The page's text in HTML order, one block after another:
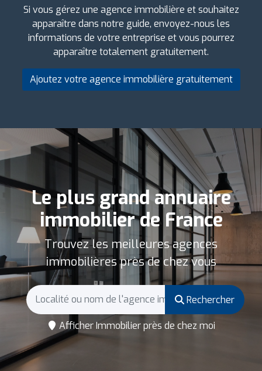
Si vous gérez une agence immobilière et souhaitez
apparaître dans notre guide, envoyez-nous les
informations de votre entreprise et vous pourrez
apparaître totalement gratuitement.
Ajoutez votre agence immobilière gratuitement
Le plus grand annuaire
immobilier de France
Trouvez les meilleures agences
immobilières près de chez vous
Rechercher
Afficher Immobilier près de chez moi